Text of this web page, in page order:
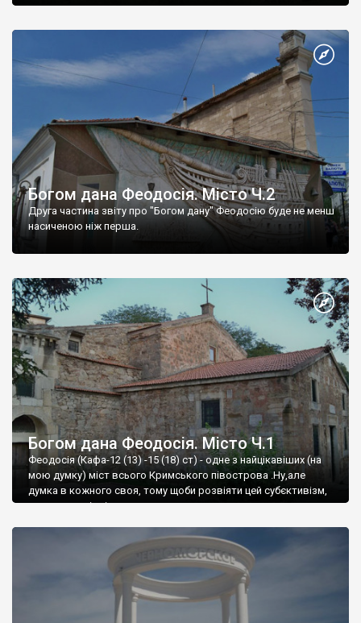
Богом дана Феодосія. Місто Ч.2
Друга частина звіту про "Богом дану" Феодосію буде не менш
насиченою ніж перша.
Богом дана Феодосія. Місто Ч.1
Феодосія (Кафа-12 (13) -15 (18) ст) - одне з найцікавіших (на
мою думку) міст всього Кримського півострова .Ну,але
думка в кожного своя, тому щоби розвіяти цей субєктивізм,
запрошую відвідати це